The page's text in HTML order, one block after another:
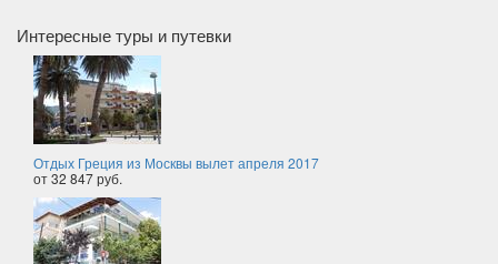
Интересные туры и путевки
Отдых Греция из Москвы вылет апреля 2017
от 32 847 руб.